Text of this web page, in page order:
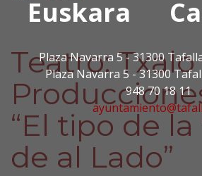
Euskara
Plaza Navarra 5 - 31300
Plaza Navarra 5 - 31300
948 70 18 11
Teatro: Txalo
“El tipo de
de al Lado”